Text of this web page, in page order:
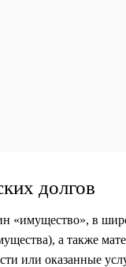
долгов
«имущество», в
а также
или оказанные